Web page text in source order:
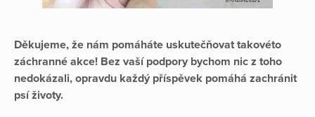
Děkujeme, že nám pomáháte uskutečňovat takovéto
záchranné akce! Bez vaší podpory bychom nic z toho
nedokázali, opravdu každý příspěvek pomáhá zachránit
psí životy.